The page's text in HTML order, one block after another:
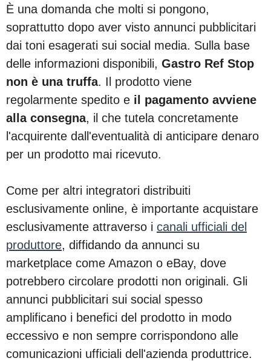
È una domanda che molti si pongono,
soprattutto dopo aver visto annunci pubblicitari
dai toni esagerati sui social media. Sulla base
delle informazioni disponibili, Gastro Ref Stop
non è una truffa. Il prodotto viene
regolarmente spedito e il pagamento avviene
alla consegna, il che tutela concretamente
l'acquirente dall'eventualità di anticipare denaro
per un prodotto mai ricevuto.
Come per altri integratori distribuiti
esclusivamente online, è importante acquistare
esclusivamente attraverso i canali ufficiali del
produttore, diffidando da annunci su
marketplace come Amazon o eBay, dove
potrebbero circolare prodotti non originali. Gli
annunci pubblicitari sui social spesso
amplificano i benefici del prodotto in modo
eccessivo e non sempre corrispondono alle
comunicazioni ufficiali dell'azienda produttrice.